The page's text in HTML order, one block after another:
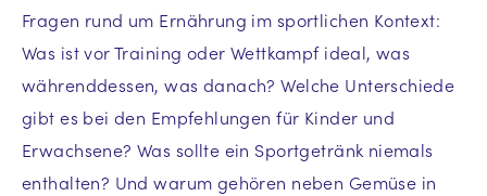
Fragen rund um Ernährung im sportlichen Kontext:
Was ist vor Training oder Wettkampf ideal, was
währenddessen, was danach? Welche Unterschiede
gibt es bei den Empfehlungen für Kinder und
Erwachsene? Was sollte ein Sportgetränk niemals
enthalten? Und warum gehören neben Gemüse in